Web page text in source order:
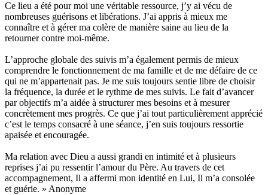
Ce lieu a été pour moi une véritable ressource, j’y ai vécu de
nombreuses guérisons et libérations. J’ai appris à mieux me
connaître et à gérer ma colère de manière saine au lieu de la
retourner contre moi-même.
L’approche globale des suivis m’a également permis de mieux
comprendre le fonctionnement de ma famille et de me défaire de ce
qui ne m’appartenait pas. Je me suis toujours sentie libre de choisir
la fréquence, la durée et le rythme de mes suivis. Le fait d’avancer
par objectifs m’a aidée à structurer mes besoins et à mesurer
concrètement mes progrès. Ce que j’ai tout particulièrement apprécié
c’est le temps consacré à une séance, j’en suis toujours ressortie
apaisée et encouragée.
Ma relation avec Dieu a aussi grandi en intimité et à plusieurs
reprises j’ai pu ressentir l’amour du Père. Au travers de cet
accompagnement, Il a affermi mon identité en Lui, Il m’a consolée
et guérie. » Anonyme